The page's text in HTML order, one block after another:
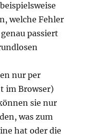
welche Fehler
passiert
nur per
im Browser)
sie nur
was zum
hat oder die